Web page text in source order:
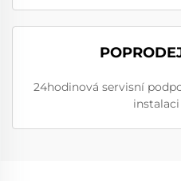
24hodinová servisní